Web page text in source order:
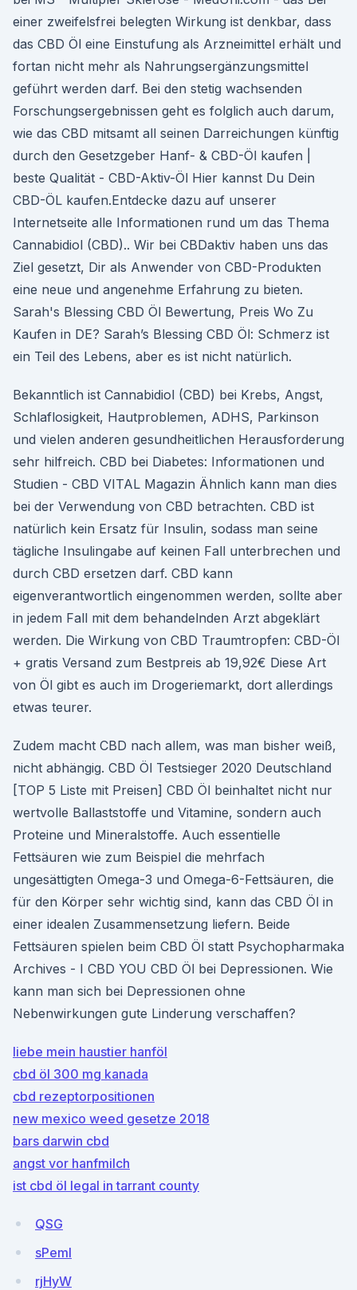
einer zweifelsfrei belegten Wirkung ist denkbar, dass
das CBD Öl eine Einstufung als Arzneimittel erhält und
fortan nicht mehr als Nahrungsergänzungsmittel
geführt werden darf. Bei den stetig wachsenden
Forschungsergebnissen geht es folglich auch darum,
wie das CBD mitsamt all seinen Darreichungen künftig
durch den Gesetzgeber Hanf- & CBD-Öl kaufen |
beste Qualität - CBD-Aktiv-Öl Hier kannst Du Dein
CBD-ÖL kaufen.Entdecke dazu auf unserer
Internetseite alle Informationen rund um das Thema
Cannabidiol (CBD).. Wir bei CBDaktiv haben uns das
Ziel gesetzt, Dir als Anwender von CBD-Produkten
eine neue und angenehme Erfahrung zu bieten.
Sarah's Blessing CBD Öl Bewertung, Preis Wo Zu
Kaufen in DE? Sarah’s Blessing CBD Öl: Schmerz ist
ein Teil des Lebens, aber es ist nicht natürlich.
Bekanntlich ist Cannabidiol (CBD) bei Krebs, Angst,
Schlaflosigkeit, Hautproblemen, ADHS, Parkinson
und vielen anderen gesundheitlichen Herausforderung
sehr hilfreich. CBD bei Diabetes: Informationen und
Studien - CBD VITAL Magazin Ähnlich kann man dies
bei der Verwendung von CBD betrachten. CBD ist
natürlich kein Ersatz für Insulin, sodass man seine
tägliche Insulingabe auf keinen Fall unterbrechen und
durch CBD ersetzen darf. CBD kann
eigenverantwortlich eingenommen werden, sollte aber
in jedem Fall mit dem behandelnden Arzt abgeklärt
werden. Die Wirkung von CBD Traumtropfen: CBD-Öl
+ gratis Versand zum Bestpreis ab 19,92€ Diese Art
von Öl gibt es auch im Drogeriemarkt, dort allerdings
etwas teurer.
Zudem macht CBD nach allem, was man bisher weiß,
nicht abhängig. CBD Öl Testsieger 2020 Deutschland
[TOP 5 Liste mit Preisen] CBD Öl beinhaltet nicht nur
wertvolle Ballaststoffe und Vitamine, sondern auch
Proteine und Mineralstoffe. Auch essentielle
Fettsäuren wie zum Beispiel die mehrfach
ungesättigten Omega-3 und Omega-6-Fettsäuren, die
für den Körper sehr wichtig sind, kann das CBD Öl in
einer idealen Zusammensetzung liefern. Beide
Fettsäuren spielen beim CBD Öl statt Psychopharmaka
Archives - I CBD YOU CBD Öl bei Depressionen. Wie
kann man sich bei Depressionen ohne
Nebenwirkungen gute Linderung verschaffen?
liebe mein haustier hanföl
cbd öl 300 mg kanada
cbd rezeptorpositionen
new mexico weed gesetze 2018
bars darwin cbd
angst vor hanfmilch
ist cbd öl legal in tarrant county
QSG
sPemI
rjHyW